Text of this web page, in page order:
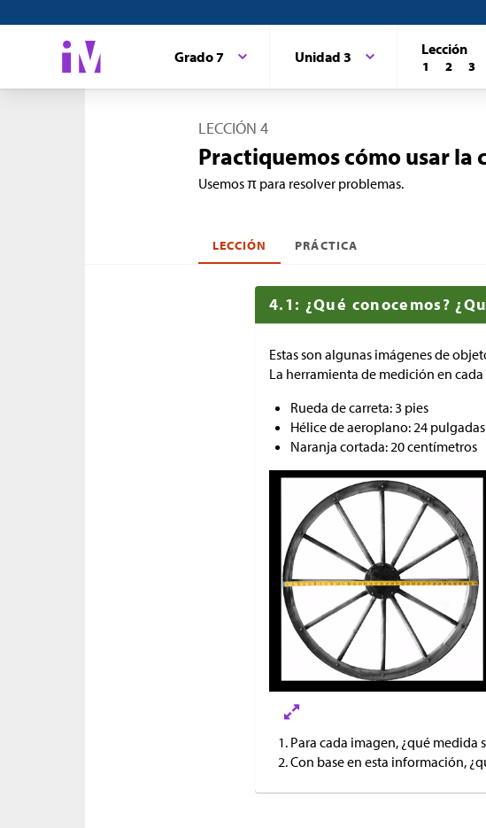
Grado 7 Unidad 3 Lección
1 2 3
LECCIÓN 4
Practiquemos cómo usar la
Usemos π para resolver problemas.
LECCIÓN PRÁCTICA
4.1: ¿Qué conocemos?
Estas son algunas imágenes de
La herramienta de medición en
Rueda de carreta: 3 pies
Hélice de aeroplano: 24 pulgadas
Naranja cortada: 20 centímetros
Para cada imagen, ¿qué medida
Con base en esta información,